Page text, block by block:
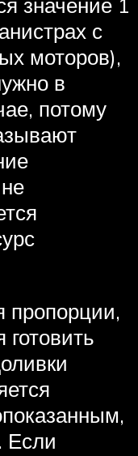
с
моторов),
в
потому
пропорции,
готовить
Если